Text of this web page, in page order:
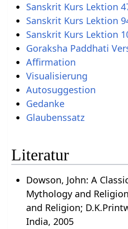
Sanskrit Kurs Lektion
Sanskrit Kurs Lektion
Sanskrit Kurs Lektion
Goraksha Paddhati
Affirmation
Visualisierung
Autosuggestion
Gedanke
Glaubenssatz
Literatur
Dowson, John: A
Mythology and
and Religion;
India, 2005